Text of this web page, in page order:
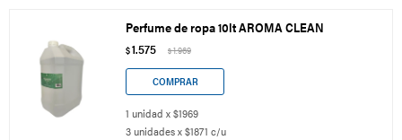
Perfume de ropa 10lt AROMA CLEAN
$1.575 $1.969
1 unidad x $1969
3 unidades x $1871 c/u